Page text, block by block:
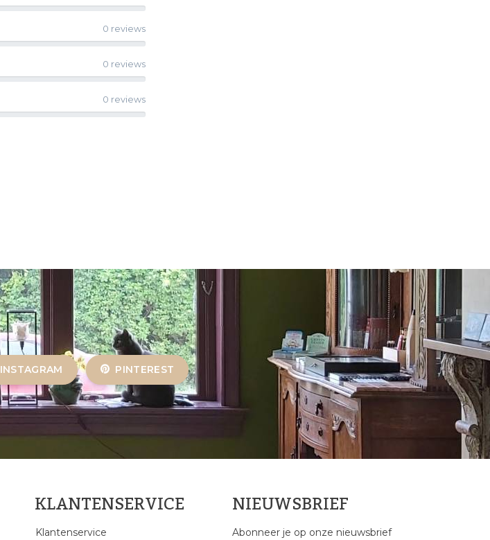
0 reviews
0 reviews
0 reviews
INSTAGRAM PINTEREST
KLANTENSERVICE
Klantenservice
NIEUWSBRIEF
Abonneer je op onze nieuwsbrief